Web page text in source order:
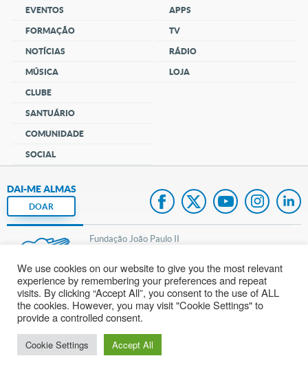
EVENTOS
FORMAÇÃO
NOTÍCIAS
MÚSICA
CLUBE
SANTUÁRIO
COMUNIDADE
SOCIAL
APPS
TV
RÁDIO
LOJA
DAI-ME ALMAS
DOAR
Fundação João Paulo II
Pedido de Oração
Mapa do site
Internacional
cancaonova.com© 2002 – 2026Todos os direitos reservados.
We use cookies on our website to give you the most relevant
experience by remembering your preferences and repeat
visits. By clicking “Accept All”, you consent to the use of ALL
the cookies. However, you may visit "Cookie Settings" to
provide a controlled consent.
Cookie Settings Accept All